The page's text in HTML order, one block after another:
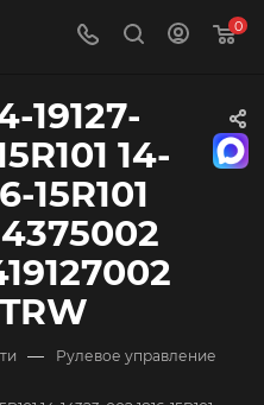
0
19127-
14-
15R101
— Рулевое управление